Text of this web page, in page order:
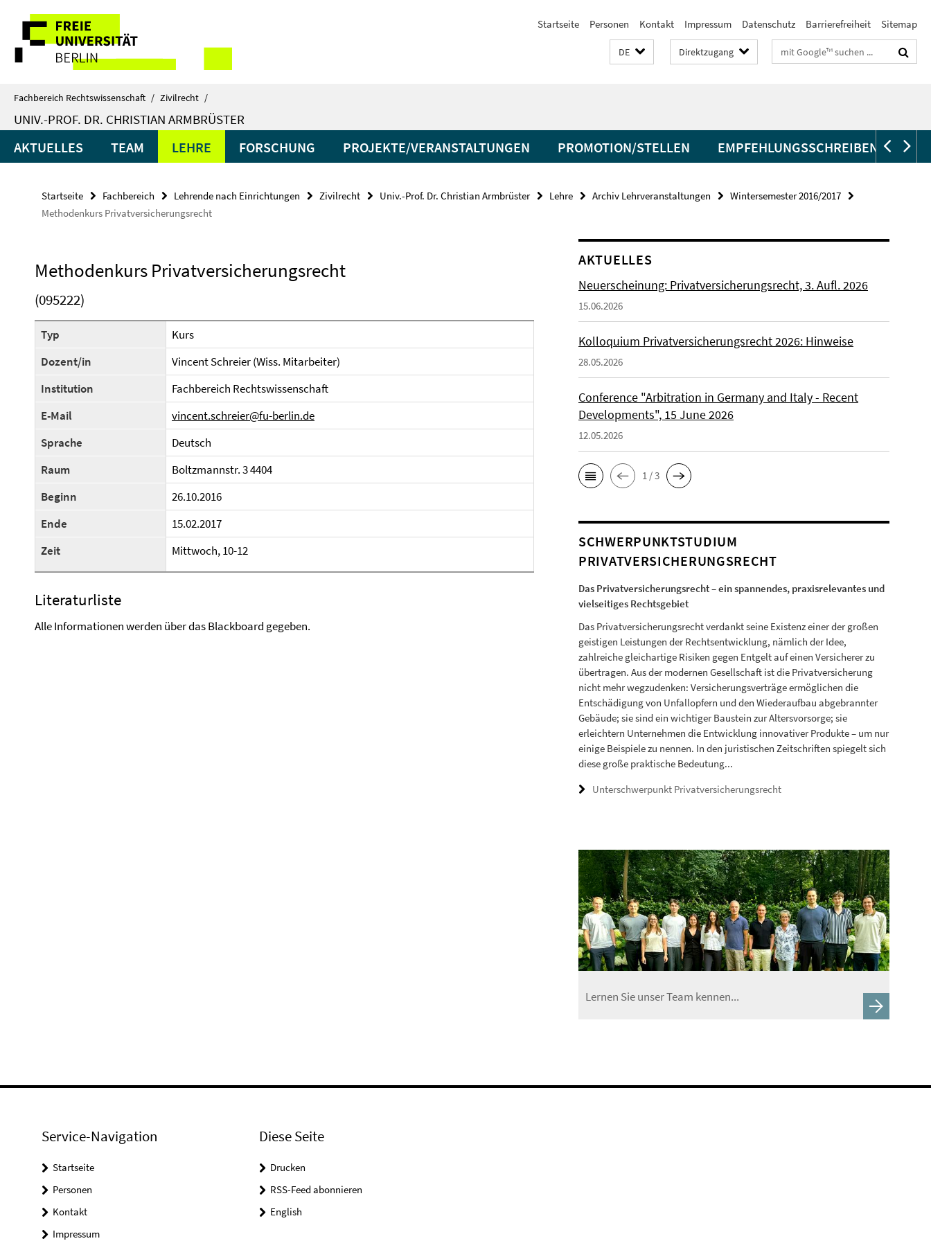
direkt
Inhalt
Service-
Navigation
Startseite Personen Kontakt Impressum Datenschutz Barrierefreiheit Sitemap
DE Direktzugang Suchbegriffe
Fachbereich Rechtswissenschaft / Zivilrecht /
UNIV.-PROF. DR. CHRISTIAN ARMBRÜSTER
AKTUELLES TEAM LEHRE FORSCHUNG PROJEKTE/VERANSTALTUNGEN PROMOTION/STELLEN EMPFEHLUNGSSCHREIBEN
Startseite Fachbereich Lehrende nach Einrichtungen Zivilrecht Univ.-Prof. Dr. Christian Armbrüster Lehre Archiv Lehrveranstaltungen
Wintersemester 2016/2017
Methodenkurs Privatversicherungsrecht
Methodenkurs Privatversicherungsrecht
(095222)
Typ
Kurs
Dozent/in
Vincent Schreier (Wiss. Mitarbeiter)
Institution
Fachbereich Rechtswissenschaft
E-Mail
vincent.schreier@fu-berlin.de
Sprache
Deutsch
Raum
Boltzmannstr. 3 4404
Beginn
26.10.2016
Ende
15.02.2017
Zeit
Mittwoch, 10-12
Literaturliste
Alle Informationen werden über das Blackboard gegeben.
AKTUELLES
Neuerscheinung: Privatversicherungsrecht, 3. Aufl. 2026
15.06.2026
Kolloquium Privatversicherungsrecht 2026: Hinweise
28.05.2026
Conference "Arbitration in Germany and Italy - Recent
Developments", 15 June 2026
12.05.2026
1 / 3
SCHWERPUNKTSTUDIUM
PRIVATVERSICHERUNGSRECHT
Das Privatversicherungsrecht – ein spannendes, praxisrelevantes und
vielseitiges Rechtsgebiet
Das Privatversicherungsrecht verdankt seine Existenz einer der großen
geistigen Leistungen der Rechtsentwicklung, nämlich der Idee,
zahlreiche gleichartige Risiken gegen Entgelt auf einen Versicherer zu
übertragen. Aus der modernen Gesellschaft ist die Privatversicherung
nicht mehr wegzudenken: Versicherungsverträge ermöglichen die
Entschädigung von Unfallopfern und den Wiederaufbau abgebrannter
Gebäude; sie sind ein wichtiger Baustein zur Altersvorsorge; sie
erleichtern Unternehmen die Entwicklung innovativer Produkte – um nur
einige Beispiele zu nennen. In den juristischen Zeitschriften spiegelt sich
diese große praktische Bedeutung...
Unterschwerpunkt Privatversicherungsrecht
Lernen Sie unser Team kennen...
Service-Navigation
Startseite
Personen
Kontakt
Impressum
Diese Seite
Drucken
RSS-Feed abonnieren
English